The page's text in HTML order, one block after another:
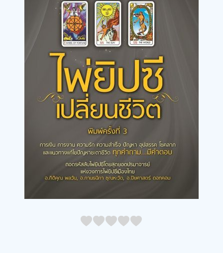
45
4
35
3
25
2
15
1
05